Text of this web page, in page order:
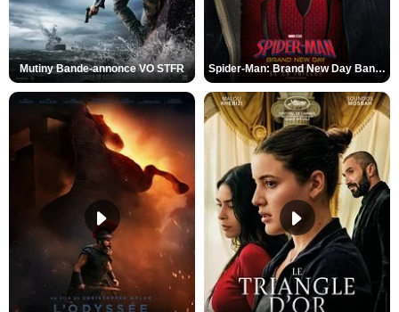
Mutiny Bande-annonce VO STFR Spider-Man: Brand New Day Bande-annonce VO STFR